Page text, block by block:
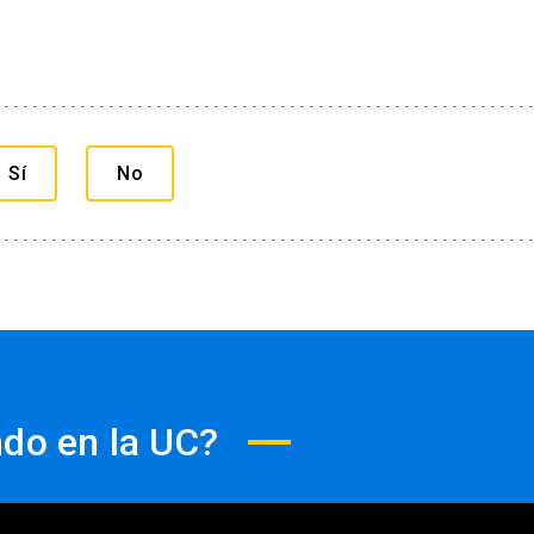
del programa) otorgado por la Pontificia
sobre el proceso de admisión y matrícula
Sí No
en la UC?